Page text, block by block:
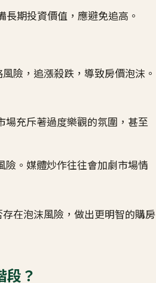
期投資價值，應避免追高。
險，追漲殺跌，導致房價泡沫。
充斥著過度樂觀的氛圍，甚至
。媒體炒作往往會加劇市場情
在泡沫風險，做出更明智的購房
段？